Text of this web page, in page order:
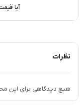
آیا
نظرات
هیچ دیدگاهی برای این